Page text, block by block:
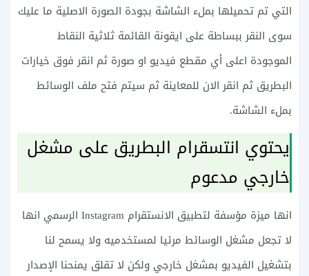
التي تم تحميلها بملء الشاشة بجودة الصورة الاصلية ما عليك
سوى النقر ببساطة على ايقونة القائمة ثلاثية النقاط
الموجودة اعلى أي مقطع فيديو او صورة ثم انقر فوق خيارات
البطريق ثم انقر الان للمعاينة ثم سيتم فتح ملف الوسائط
بملء الشاشة.
يحتوي انتسقرام البطريق على مشغل
خارجي مدعوم
انها ميزة مؤسفة لتطبيق الانستقرام Instagram الرسمي انها
لا تجعل مشغل الوسائط مرئيا لمستخدميه ولا يسمح لنا
بتشغيل الفيديو بمشغل خارجي ولكن لا تقلق يمنحنا الإصدار